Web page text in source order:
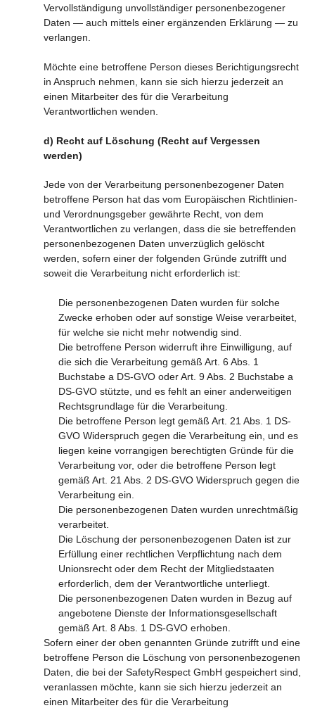
Vervollständigung unvollständiger personenbezogener
Daten — auch mittels einer ergänzenden Erklärung — zu
verlangen.
Möchte eine betroffene Person dieses Berichtigungsrecht
in Anspruch nehmen, kann sie sich hierzu jederzeit an
einen Mitarbeiter des für die Verarbeitung
Verantwortlichen wenden.
d) Recht auf Löschung (Recht auf Vergessen
werden)
Jede von der Verarbeitung personenbezogener Daten
betroffene Person hat das vom Europäischen Richtlinien-
und Verordnungsgeber gewährte Recht, von dem
Verantwortlichen zu verlangen, dass die sie betreffenden
personenbezogenen Daten unverzüglich gelöscht
werden, sofern einer der folgenden Gründe zutrifft und
soweit die Verarbeitung nicht erforderlich ist:
Die personenbezogenen Daten wurden für solche
Zwecke erhoben oder auf sonstige Weise verarbeitet,
für welche sie nicht mehr notwendig sind.
Die betroffene Person widerruft ihre Einwilligung, auf
die sich die Verarbeitung gemäß Art. 6 Abs. 1
Buchstabe a DS-GVO oder Art. 9 Abs. 2 Buchstabe a
DS-GVO stützte, und es fehlt an einer anderweitigen
Rechtsgrundlage für die Verarbeitung.
Die betroffene Person legt gemäß Art. 21 Abs. 1 DS-
GVO Widerspruch gegen die Verarbeitung ein, und es
liegen keine vorrangigen berechtigten Gründe für die
Verarbeitung vor, oder die betroffene Person legt
gemäß Art. 21 Abs. 2 DS-GVO Widerspruch gegen die
Verarbeitung ein.
Die personenbezogenen Daten wurden unrechtmäßig
verarbeitet.
Die Löschung der personenbezogenen Daten ist zur
Erfüllung einer rechtlichen Verpflichtung nach dem
Unionsrecht oder dem Recht der Mitgliedstaaten
erforderlich, dem der Verantwortliche unterliegt.
Die personenbezogenen Daten wurden in Bezug auf
angebotene Dienste der Informationsgesellschaft
gemäß Art. 8 Abs. 1 DS-GVO erhoben.
Sofern einer der oben genannten Gründe zutrifft und eine
betroffene Person die Löschung von personenbezogenen
Daten, die bei der SafetyRespect GmbH gespeichert sind,
veranlassen möchte, kann sie sich hierzu jederzeit an
einen Mitarbeiter des für die Verarbeitung